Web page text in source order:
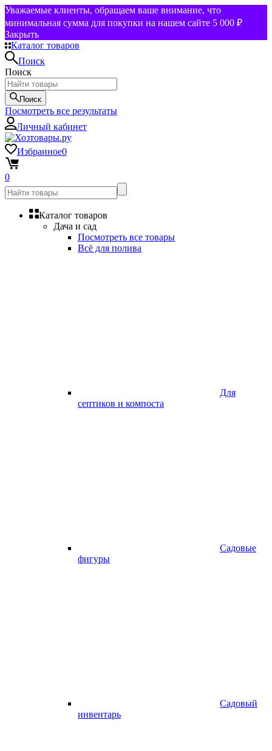
Уважаемые клиенты, обращаем ваше внимание, что
минимальная сумма для покупки на нашем сайте 5 000 ₽
Закрыть
Каталог товаров
Поиск
Поиск
Поиск
Посмотреть все результаты
Личный кабинет
Избранное0
0
Каталог товаров
Дача и сад
Посмотреть все товары
Всё для полива
Для
септиков и компоста
Садовые
фигуры
Садовый
инвентарь